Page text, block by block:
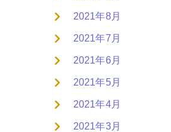
2021年8月
2021年7月
2021年6月
2021年5月
2021年4月
2021年3月